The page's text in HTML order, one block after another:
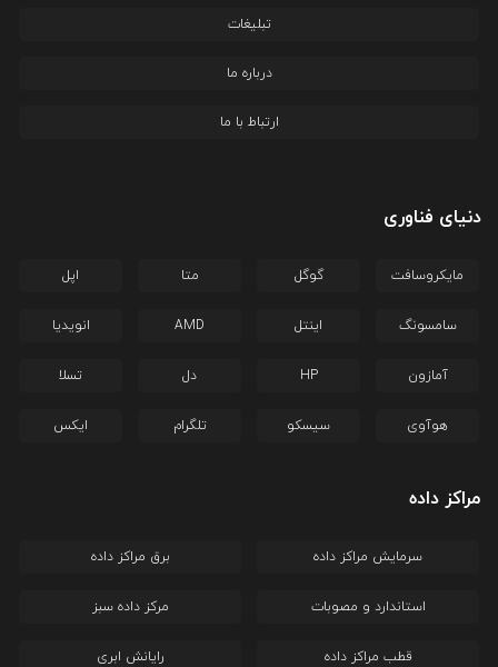
تبلیغات
درباره ما
ارتباط با ما
دنیای فناوری
مایکروسافت گوگل متا اپل
سامسونگ اینتل AMD انویدیا
آمازون HP دل تسلا
هوآوی سیسکو تلگرام ایکس
مراکز داده
سرمایش مراکز داده برق مراکز داده
استاندارد و مصوبات مرکز داده سبز
قطب مراکز داده رایانش ابری